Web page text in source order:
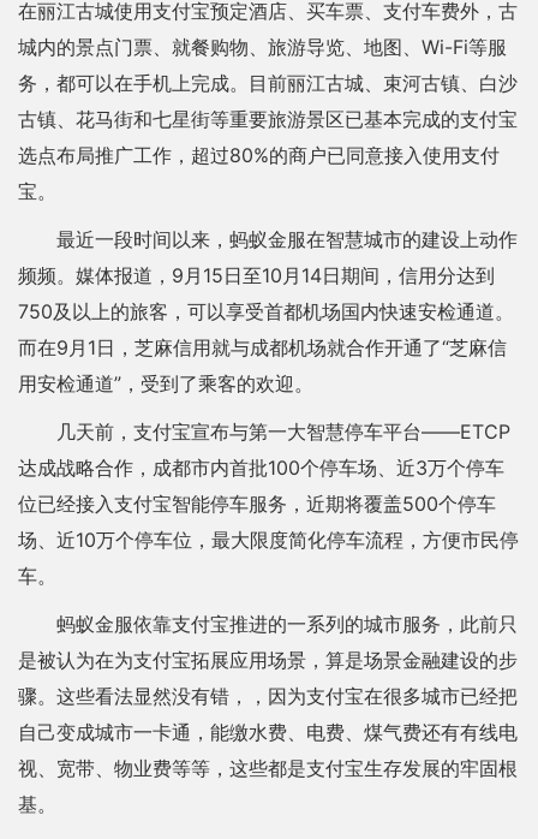
在丽江古城使用支付宝预定酒店、买车票、支付车费外，古
城内的景点门票、就餐购物、旅游导览、地图、Wi-Fi等服
务，都可以在手机上完成。目前丽江古城、束河古镇、白沙
古镇、花马街和七星街等重要旅游景区已基本完成的支付宝
选点布局推广工作，超过80%的商户已同意接入使用支付
宝。
最近一段时间以来，蚂蚁金服在智慧城市的建设上动作
频频。媒体报道，9月15日至10月14日期间，信用分达到
750及以上的旅客，可以享受首都机场国内快速安检通道。
而在9月1日，芝麻信用就与成都机场就合作开通了“芝麻信
用安检通道”，受到了乘客的欢迎。
几天前，支付宝宣布与第一大智慧停车平台——ETCP
达成战略合作，成都市内首批100个停车场、近3万个停车
位已经接入支付宝智能停车服务，近期将覆盖500个停车
场、近10万个停车位，最大限度简化停车流程，方便市民停
车。
蚂蚁金服依靠支付宝推进的一系列的城市服务，此前只
是被认为在为支付宝拓展应用场景，算是场景金融建设的步
骤。这些看法显然没有错，，因为支付宝在很多城市已经把
自己变成城市一卡通，能缴水费、电费、煤气费还有有线电
视、宽带、物业费等等，这些都是支付宝生存发展的牢固根
基。